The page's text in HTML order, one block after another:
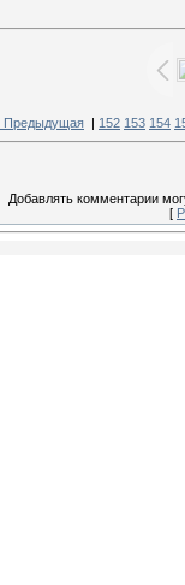
Предыдущая 152 153 154
Добавлять комментарии
[